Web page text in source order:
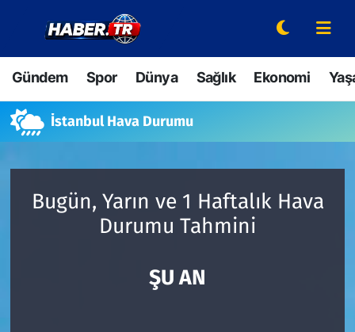
Gündem Spor Dünya Sağlık Ekonomi
İstanbul Hava Durumu
Bugün, Yarın ve 1 Haftalık Hava
Durumu Tahmini
ŞU AN
Gündem
Spor
Dünya
Hava Durumu
Trafik Durumu
Süper Lig Puan Durumu ve Fikstür
Son Dakika Haberleri